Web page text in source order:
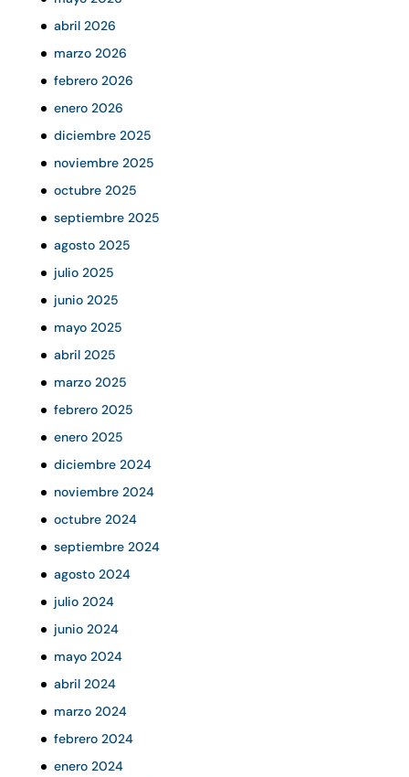
abril 2026
marzo 2026
febrero 2026
enero 2026
diciembre 2025
noviembre 2025
octubre 2025
septiembre 2025
agosto 2025
julio 2025
junio 2025
mayo 2025
abril 2025
marzo 2025
febrero 2025
enero 2025
diciembre 2024
noviembre 2024
octubre 2024
septiembre 2024
agosto 2024
julio 2024
junio 2024
mayo 2024
abril 2024
marzo 2024
febrero 2024
enero 2024